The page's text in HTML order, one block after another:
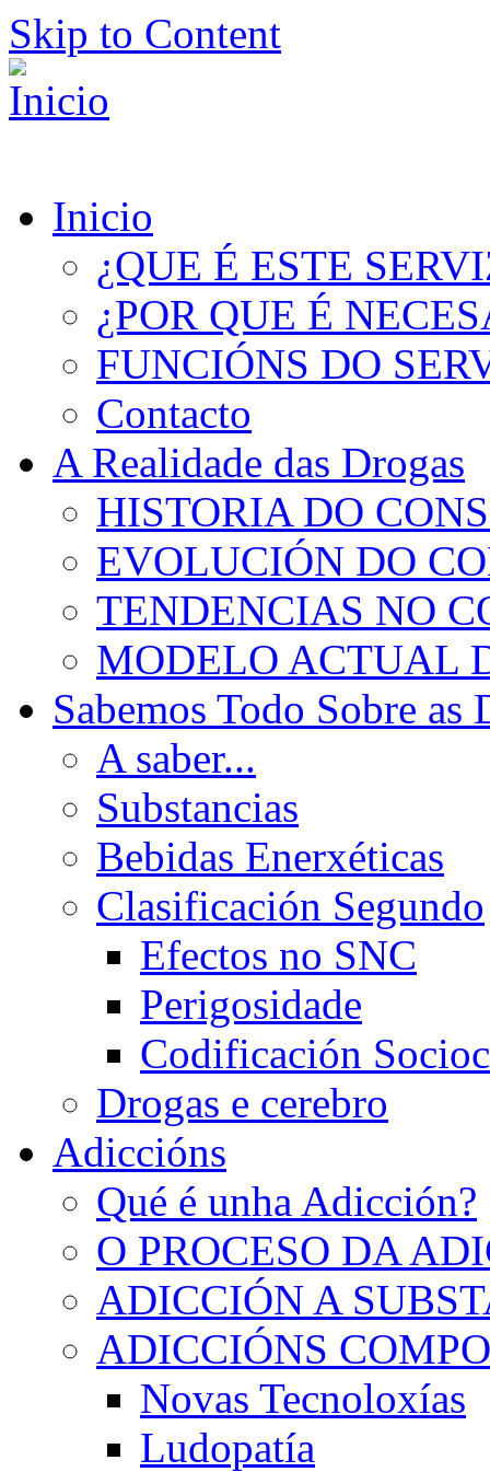
Skip to Content
Inicio
¿QUE É ESTE
¿POR QUE É
FUNCIÓNS DO
Contacto
A Realidade das Drogas
HISTORIA DO
EVOLUCIÓN DO
TENDENCIAS NO
MODELO ACTUAL
Sabemos Todo Sobre as
A saber...
Substancias
Bebidas Enerxéticas
Clasificación Segundo
Efectos no SNC
Perigosidade
Codificación
Drogas e cerebro
Adiccións
Qué é unha Adicción?
O PROCESO DA
ADICCIÓN A
ADICCIÓNS
Novas Tecnoloxías
Ludopatía